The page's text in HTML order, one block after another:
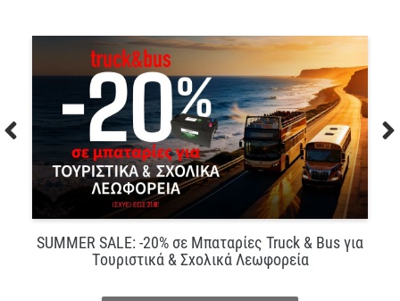
SUMMER SALE: -20% σε Μπαταρίες Truck & Bus για
Τουριστικά & Σχολικά Λεωφορεία